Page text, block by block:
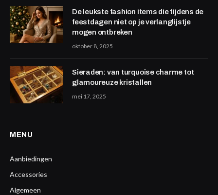
De leukste fashion items die tijdens de
feestdagen niet op je verlanglijstje
mogen ontbreken
oktober 8, 2025
Sieraden: van turquoise charme tot
glamoureuze kristallen
mei 17, 2025
MENU
Aanbiedingen
Accessories
Algemeen